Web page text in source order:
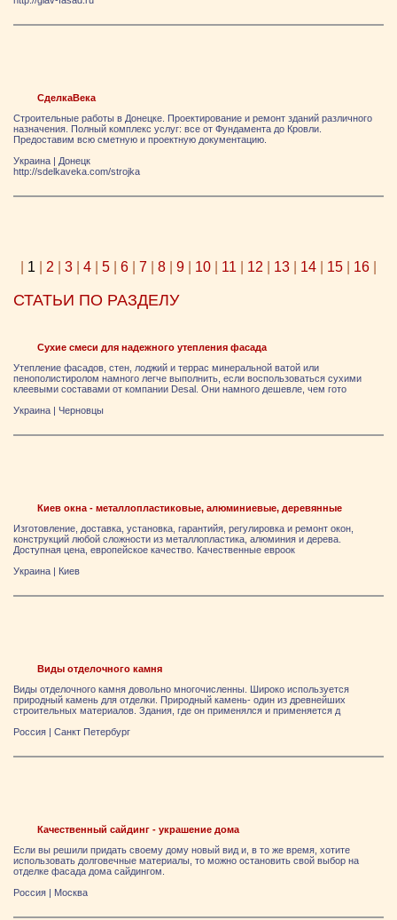
СделкаВека
Строительные работы в Донецке. Проектирование и ремонт зданий различного
назначения. Полный комплекс услуг: все от Фундамента до Кровли.
Предоставим всю сметную и проектную документацию.
Украина | Донецк
http://sdelkaveka.com/strojka
1 2 3 4 5 6 7 8 9 10 11 12 13 14 15 16
СТАТЬИ ПО РАЗДЕЛУ
Сухие смеси для надежного утепления фасада
Утепление фасадов, стен, лоджий и террас минеральной ватой или
пенополистиролом намного легче выполнить, если воспользоваться сухими
клеевыми составами от компании Desal. Они намного дешевле, чем гото
Украина | Черновцы
Киев окна - металлопластиковые, алюминиевые, деревянные
Изготовление, доставка, установка, гарантийя, регулировка и ремонт окон,
конструкций любой сложности из металлопластика, алюминия и дерева.
Доступная цена, европейское качество. Качественные евроок
Украина | Киев
Виды отделочного камня
Виды отделочного камня довольно многочисленны. Широко используется
природный камень для отделки. Природный камень- один из древнейших
строительных материалов. Здания, где он применялся и применяется д
Россия | Санкт Петербург
Качественный сайдинг - украшение дома
Если вы решили придать своему дому новый вид и, в то же время, хотите
использовать долговечные материалы, то можно остановить свой выбор на
отделке фасада дома сайдингом.
Россия | Москва